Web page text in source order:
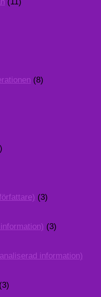
(11)
(8)
(3)
(3)
information)
(3)